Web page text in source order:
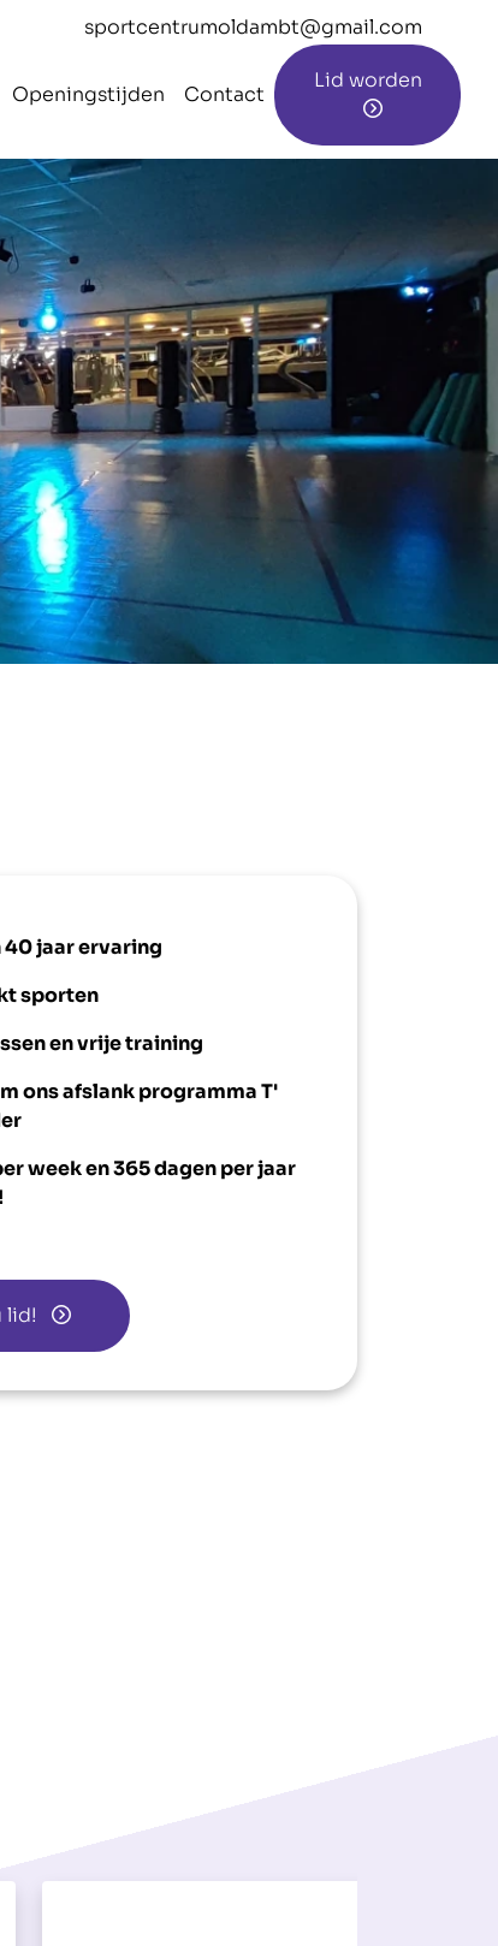
sportcentrumoldambt@gmail.com
Openingstijden Contact
40 jaar ervaring
sporten
en vrije training
ons afslank programma T'
week en 365 dagen per jaar
lid!